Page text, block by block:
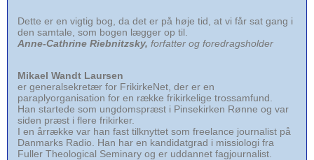
Dette er en vigtig bog, da det er på høje tid, at vi får sat gang i
den samtale, som bogen lægger op til.
Anne-Cathrine Riebnitzsky, forfatter og foredragsholder
Mikael Wandt Laursen
er generalsekretær for FrikirkeNet, der er en
paraplyorganisation for en række frikirkelige trossamfund.
Han startede som ungdomspræst i Pinsekirken Rønne og var
siden præst i flere frikirker.
I en årrække var han fast tilknyttet som freelance journalist på
Danmarks Radio. Han har en kandidatgrad i missiologi fra
Fuller Theological Seminary og er uddannet fagjournalist.